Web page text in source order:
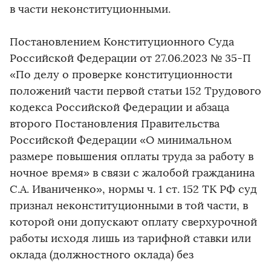
в части неконституционными.
Постановлением Конституционного Суда
Российской Федерации от 27.06.2023 № 35-П
«По делу о проверке конституционности
положений части первой статьи 152 Трудового
кодекса Российской Федерации и абзаца
второго Постановления Правительства
Российской Федерации «О минимальном
размере повышения оплаты труда за работу в
ночное время» в связи с жалобой гражданина
С.А. Иваниченко», нормы ч. 1 ст. 152 ТК РФ суд
признал неконституционными в той части, в
которой они допускают оплату сверхурочной
работы исходя лишь из тарифной ставки или
оклада (должностного оклада) без